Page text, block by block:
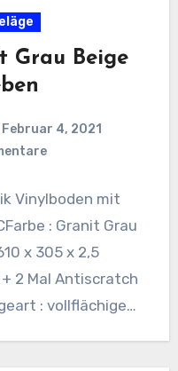
Grau Beige
Februar 4, 2021
Vinylboden mit
: Granit Grau
x 305 x 2,5
2 Mal Antiscratch
: vollflächige